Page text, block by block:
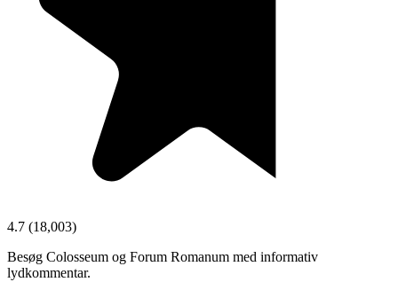
4.7 (18,003)
Besøg Colosseum og Forum Romanum med informativ
lydkommentar.